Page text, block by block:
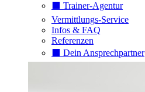
⬛️ Trainer-Agentur
Vermittlungs-Service
Infos & FAQ
Referenzen
⬛️ Dein Ansprechpartner